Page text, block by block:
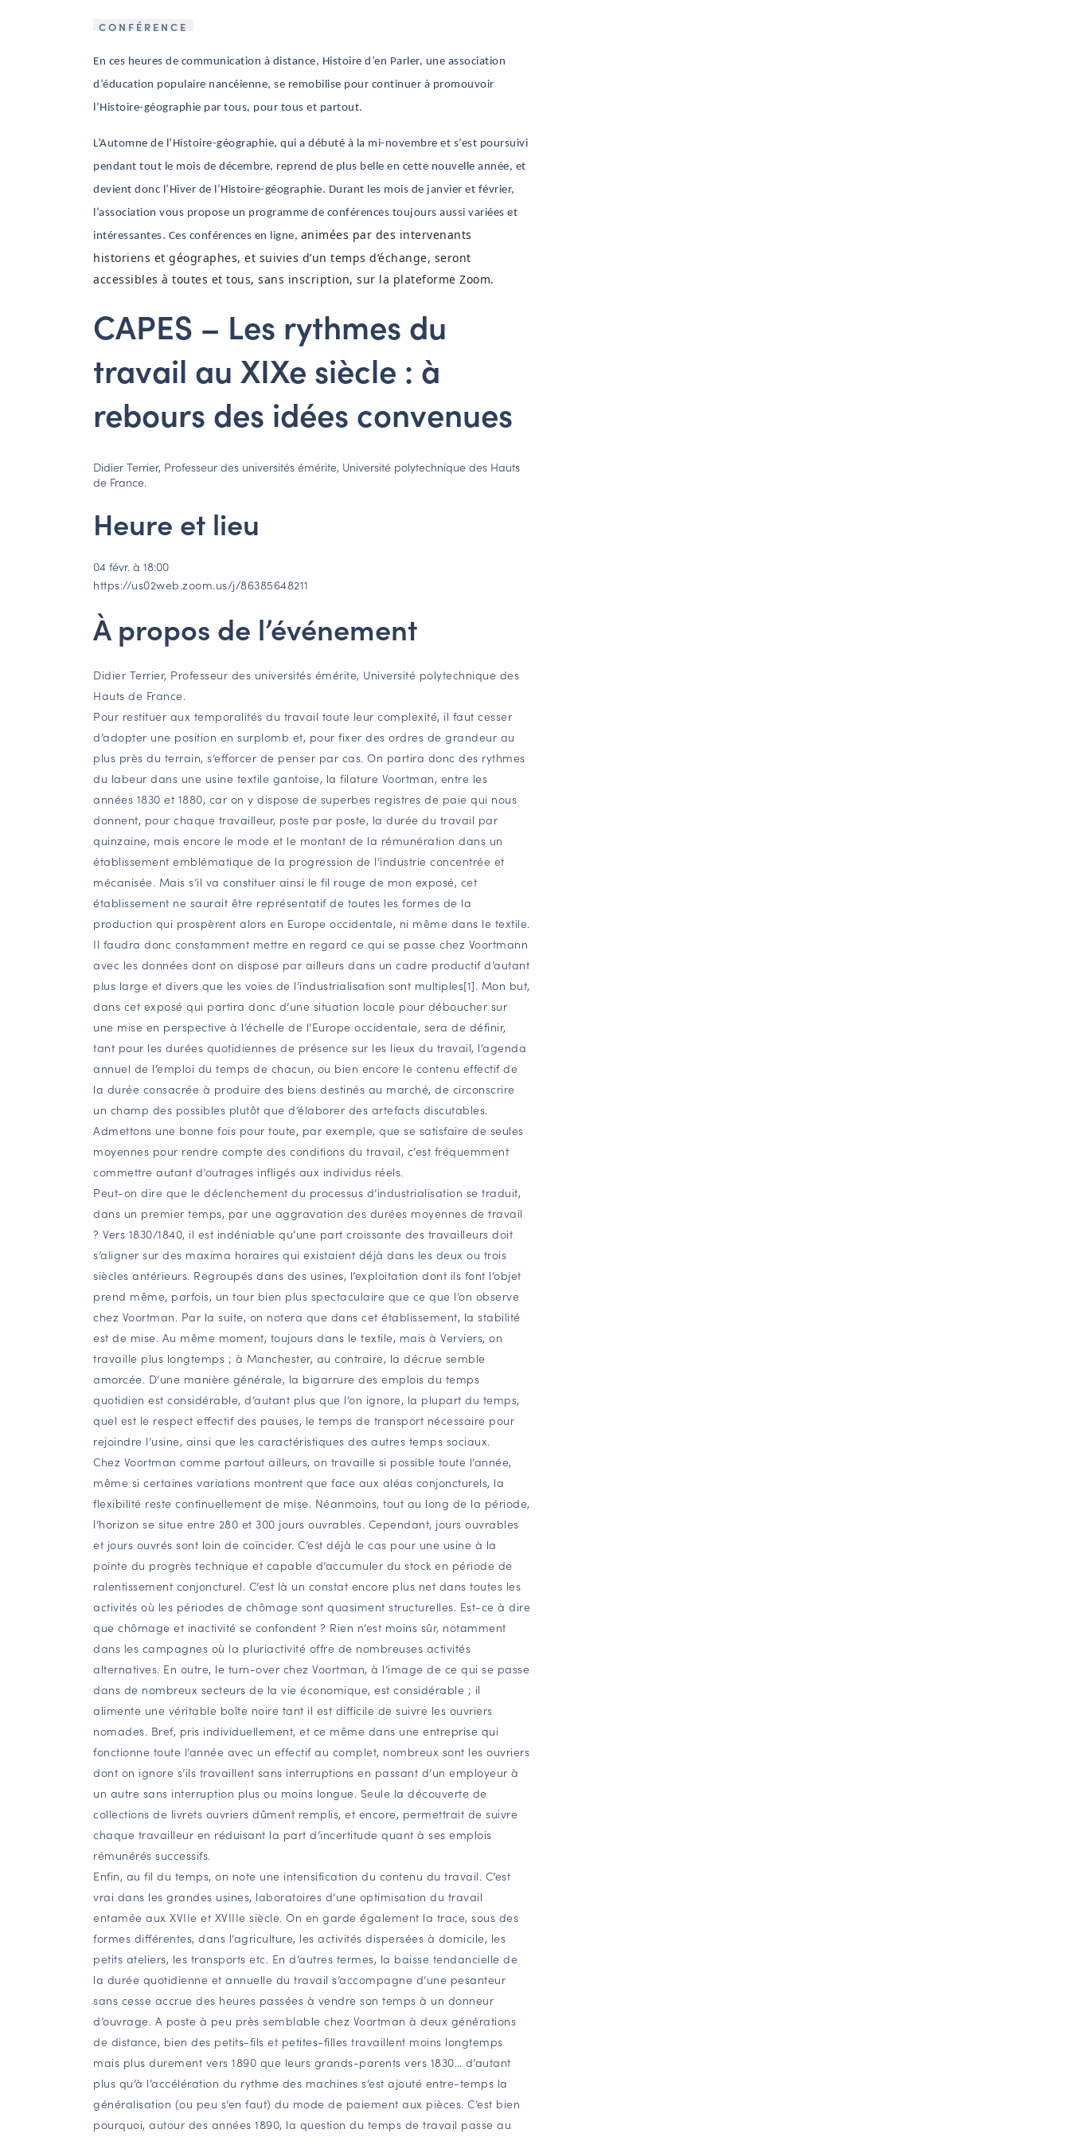
CONFÉRENCE
En ces heures de communication à distance, Histoire d’en Parler, une association
d’éducation populaire nancéienne, se remobilise pour continuer à promouvoir
l’Histoire-géographie par tous, pour tous et partout.
L’Automne de l’Histoire-géographie, qui a débuté à la mi-novembre et s’est poursuivi
pendant tout le mois de décembre, reprend de plus belle en cette nouvelle année, et
devient donc l’Hiver de l’Histoire-géographie. Durant les mois de janvier et février,
l’association vous propose un programme de conférences toujours aussi variées et
intéressantes. Ces conférences en ligne, animées par des intervenants
historiens et géographes, et suivies d’un temps d’échange, seront
accessibles à toutes et tous, sans inscription, sur la plateforme Zoom.
CAPES – Les rythmes du
travail au XIXe siècle : à
rebours des idées convenues
Didier Terrier, Professeur des universités émérite, Université polytechnique des Hauts
de France.
Heure et lieu
04 févr. à 18:00
https://us02web.zoom.us/j/86385648211
À propos de l’événement
Didier Terrier, Professeur des universités émérite, Université polytechnique des
Hauts de France.
Pour restituer aux temporalités du travail toute leur complexité, il faut cesser
d’adopter une position en surplomb et, pour fixer des ordres de grandeur au
plus près du terrain, s’efforcer de penser par cas. On partira donc des rythmes
du labeur dans une usine textile gantoise, la filature Voortman, entre les
années 1830 et 1880, car on y dispose de superbes registres de paie qui nous
donnent, pour chaque travailleur, poste par poste, la durée du travail par
quinzaine, mais encore le mode et le montant de la rémunération dans un
établissement emblématique de la progression de l’industrie concentrée et
mécanisée. Mais s’il va constituer ainsi le fil rouge de mon exposé, cet
établissement ne saurait être représentatif de toutes les formes de la
production qui prospèrent alors en Europe occidentale, ni même dans le textile.
Il faudra donc constamment mettre en regard ce qui se passe chez Voortmann
avec les données dont on dispose par ailleurs dans un cadre productif d’autant
plus large et divers que les voies de l’industrialisation sont multiples[1]. Mon but,
dans cet exposé qui partira donc d’une situation locale pour déboucher sur
une mise en perspective à l’échelle de l’Europe occidentale, sera de définir,
tant pour les durées quotidiennes de présence sur les lieux du travail, l’agenda
annuel de l’emploi du temps de chacun, ou bien encore le contenu effectif de
la durée consacrée à produire des biens destinés au marché, de circonscrire
un champ des possibles plutôt que d’élaborer des artefacts discutables.
Admettons une bonne fois pour toute, par exemple, que se satisfaire de seules
moyennes pour rendre compte des conditions du travail, c’est fréquemment
commettre autant d’outrages infligés aux individus réels.
Peut-on dire que le déclenchement du processus d’industrialisation se traduit,
dans un premier temps, par une aggravation des durées moyennes de travail
? Vers 1830/1840, il est indéniable qu’une part croissante des travailleurs doit
s’aligner sur des maxima horaires qui existaient déjà dans les deux ou trois
siècles antérieurs. Regroupés dans des usines, l’exploitation dont ils font l’objet
prend même, parfois, un tour bien plus spectaculaire que ce que l’on observe
chez Voortman. Par la suite, on notera que dans cet établissement, la stabilité
est de mise. Au même moment, toujours dans le textile, mais à Verviers, on
travaille plus longtemps ; à Manchester, au contraire, la décrue semble
amorcée. D’une manière générale, la bigarrure des emplois du temps
quotidien est considérable, d’autant plus que l’on ignore, la plupart du temps,
quel est le respect effectif des pauses, le temps de transport nécessaire pour
rejoindre l’usine, ainsi que les caractéristiques des autres temps sociaux.
Chez Voortman comme partout ailleurs, on travaille si possible toute l’année,
même si certaines variations montrent que face aux aléas conjoncturels, la
flexibilité reste continuellement de mise. Néanmoins, tout au long de la période,
l’horizon se situe entre 280 et 300 jours ouvrables. Cependant, jours ouvrables
et jours ouvrés sont loin de coïncider. C’est déjà le cas pour une usine à la
pointe du progrès technique et capable d’accumuler du stock en période de
ralentissement conjoncturel. C’est là un constat encore plus net dans toutes les
activités où les périodes de chômage sont quasiment structurelles. Est-ce à dire
que chômage et inactivité se confondent ? Rien n’est moins sûr, notamment
dans les campagnes où la pluriactivité offre de nombreuses activités
alternatives. En outre, le turn-over chez Voortman, à l’image de ce qui se passe
dans de nombreux secteurs de la vie économique, est considérable ; il
alimente une véritable boîte noire tant il est difficile de suivre les ouvriers
nomades. Bref, pris individuellement, et ce même dans une entreprise qui
fonctionne toute l’année avec un effectif au complet, nombreux sont les ouvriers
dont on ignore s’ils travaillent sans interruptions en passant d’un employeur à
un autre sans interruption plus ou moins longue. Seule la découverte de
collections de livrets ouvriers dûment remplis, et encore, permettrait de suivre
chaque travailleur en réduisant la part d’incertitude quant à ses emplois
rémunérés successifs.
Enfin, au fil du temps, on note une intensification du contenu du travail. C’est
vrai dans les grandes usines, laboratoires d’une optimisation du travail
entamée aux XVIIe et XVIIIe siècle. On en garde également la trace, sous des
formes différentes, dans l’agriculture, les activités dispersées à domicile, les
petits ateliers, les transports etc. En d’autres termes, la baisse tendancielle de
la durée quotidienne et annuelle du travail s’accompagne d’une pesanteur
sans cesse accrue des heures passées à vendre son temps à un donneur
d’ouvrage. A poste à peu près semblable chez Voortman à deux générations
de distance, bien des petits-fils et petites-filles travaillent moins longtemps
mais plus durement vers 1890 que leurs grands-parents vers 1830… d’autant
plus qu’à l’accélération du rythme des machines s’est ajouté entre-temps la
généralisation (ou peu s’en faut) du mode de paiement aux pièces. C’est bien
pourquoi, autour des années 1890, la question du temps de travail passe au